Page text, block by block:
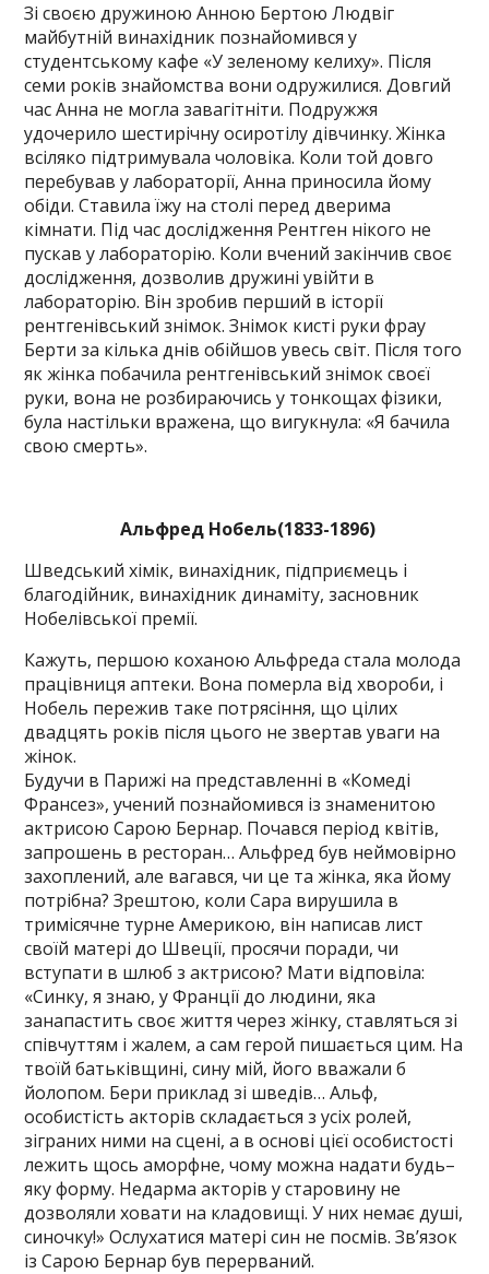
Зі своєю дружиною Анною Бертою Людвіг
майбутній винахідник познайомився у
студентському кафе «У зеленому келиху». Після
семи років знайомства вони одружилися. Довгий
час Анна не могла завагітніти. Подружжя
удочерило шестирічну осиротілу дівчинку. Жінка
всіляко підтримувала чоловіка. Коли той довго
перебував у лабораторії, Анна приносила йому
обіди. Ставила їжу на столі перед дверима
кімнати. Під час дослідження Рентген нікого не
пускав у лабораторію. Коли вчений закінчив своє
дослідження, дозволив дружині увійти в
лабораторію. Він зробив перший в історії
рентгенівський знімок. Знімок кисті руки фрау
Берти за кілька днів обійшов увесь світ. Після того
як жінка побачила рентгенівський знімок своєї
руки, вона не розбираючись у тонкощах фізики,
була настільки вражена, що вигукнула: «Я бачила
свою смерть».
Альфред Нобель(1833-1896)
Шведський хімік, винахідник, підприємець і
благодійник, винахідник динаміту, засновник
Нобелівської премії.
Кажуть, першою коханою Альфреда стала молода
працівниця аптеки. Вона померла від хвороби, і
Нобель пережив таке потрясіння, що цілих
двадцять років після цього не звертав уваги на
жінок.
Будучи в Парижі на представленні в «Комеді
Франсез», учений познайомився із знаменитою
актрисою Сарою Бернар. Почався період квітів,
запрошень в ресторан… Альфред був неймовірно
захоплений, але вагався, чи це та жінка, яка йому
потрібна? Зрештою, коли Сара вирушила в
тримісячне турне Америкою, він написав лист
своїй матері до Швеції, просячи поради, чи
вступати в шлюб з актрисою? Мати відповіла:
«Синку, я знаю, у Франції до людини, яка
занапастить своє життя через жінку, ставляться зі
співчуттям і жалем, а сам герой пишається цим. На
твоїй батьківщині, сину мій, його вважали б
йолопом. Бери приклад зі шведів… Альф,
особистість акторів складається з усіх ролей,
зіграних ними на сцені, а в основі цієї особистості
лежить щось аморфне, чому можна надати будь–
яку форму. Недарма акторів у старовину не
дозволяли ховати на кладовищі. У них немає душі,
синочку!» Ослухатися матері син не посмів. Зв’язок
із Сарою Бернар був перерваний.